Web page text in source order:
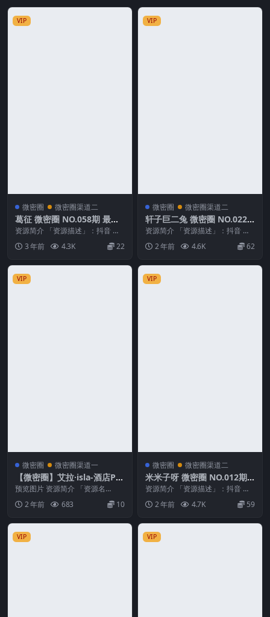
VIP
微密圈 微密圈渠道二
葛征 微密圈 NO.058期 最新
至：2024.1.25
资源简介 「资源描述」：抖音 葛
征 微密圈 NO.058期 【34P2V】最
新至...3 年前 4.3K 22
VIP
微密圈 微密圈渠道二
轩子巨二兔 微密圈 NO.022
期 最新至：2024.3.7
资源简介 「资源描述」：抖音 轩
子巨二兔 微密圈 NO.022期 【27P
1V】...
2 年前 4.6K 62
VIP
微密圈 微密圈渠道一
【微密圈】艾拉·isla-酒店PL
AY [28P -83M]
预览图片 资源简介 「资源名
称」：【微密圈】艾拉·isla-酒店P
LAY [28...
2 年前 683 10
VIP
微密圈 微密圈渠道二
米米子呀 微密圈 NO.012期
最新至：2024.9.28
资源简介 「资源描述」：抖音 米
米子呀 微密圈 NO.012期 【21P3
V】最...
2 年前 4.7K 59
VIP VIP